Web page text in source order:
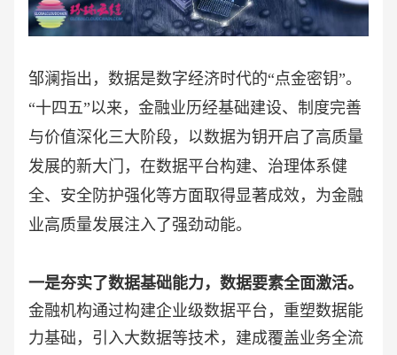
邹澜指出，数据是数字经济时代的“点金密钥”。
“十四五”以来，金融业历经基础建设、制度完善
与价值深化三大阶段，以数据为钥开启了高质量
发展的新大门，在数据平台构建、治理体系健
全、安全防护强化等方面取得显著成效，为金融
业高质量发展注入了强劲动能。
一是夯实了数据基础能力，数据要素全面激活。
金融机构通过构建企业级数据平台，重塑数据能
力基础，引入大数据等技术，建成覆盖业务全流